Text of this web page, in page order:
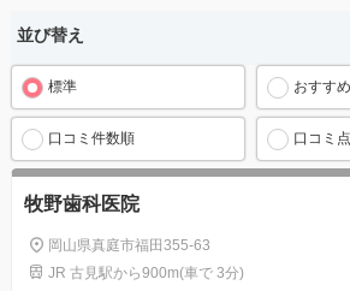
並び替え
標準 おすす
口コミ件数順 口コミ
牧野歯科医院
岡山県真庭市福田355-63
JR 古見駅から900m(車で 3分)